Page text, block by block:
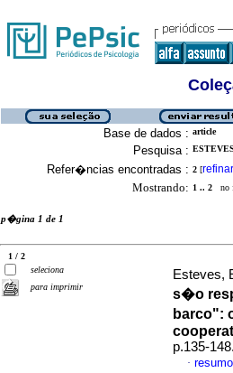
Base de dados : article
Pesquisa :
Refer�ncias encontradas : 2 [refinar
Mostrando: 1 .. 2 no
p�gina 1 de 1
1 / 2
seleciona
para imprimir
Esteves,
s�o
barco":
p.135-
·